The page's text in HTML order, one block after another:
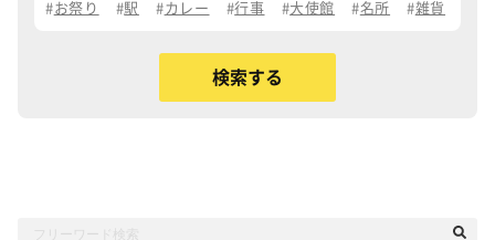
お祭り 駅 カレー 行事 大使館 名所 雑貨